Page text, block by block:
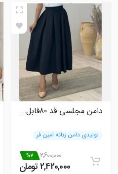
دامن مجلسی قد 80قابل تغییر کرپ باربی شخصی دوزی
تولیدی دامن زنانه امین فر
2,600,000
%7
2,420,000 تومان